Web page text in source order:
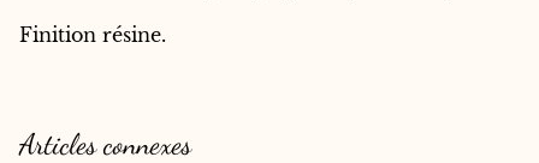
Finition résine.
Articles connexes